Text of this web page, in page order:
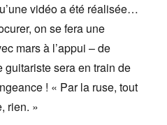
vidéo a été réalisée…
on se fera une
mars à l’appui – de
guitariste sera en train de
! « Par la ruse, tout
rien. »